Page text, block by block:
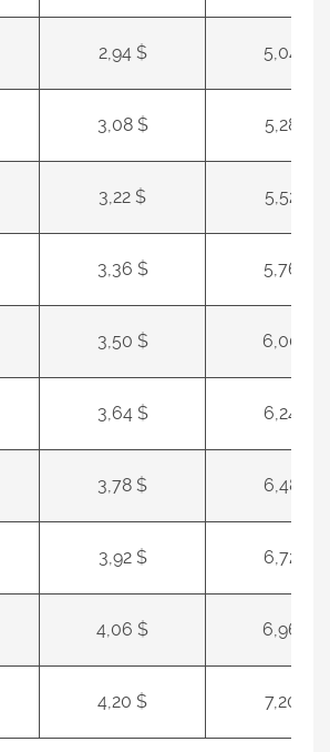
2,94 $ 5,04 $
3,08 $ 5,28 $
3,22 $ 5,52 $
3,36 $ 5,76 $
3,50 $ 6,00 $
3,64 $ 6,24 $
3,78 $ 6,48 $
3,92 $ 6,72 $
4,06 $ 6,96 $
4,20 $ 7,20 $